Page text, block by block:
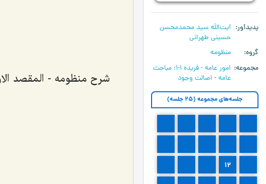
پدیدآور
آیت‌اللَه سید محمدمحسن
حسینی طهرانی
گروه
منظومه
مجموعه
امور عامه - فریده ۱-۱:‌ مباحث
عامه - اصالت وجود
جلسه‌های مجموعه (25 جلسه)
12
شرح منظومه - المقصد